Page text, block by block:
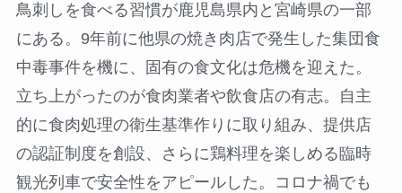
鳥刺しを食べる習慣が鹿児島県内と宮崎県の一部
にある。9年前に他県の焼き肉店で発生した集団食
中毒事件を機に、固有の食文化は危機を迎えた。
立ち上がったのが食肉業者や飲食店の有志。自主
的に食肉処理の衛生基準作りに取り組み、提供店
の認証制度を創設、さらに鶏料理を楽しめる臨時
観光列車で安全性をアピールした。コロナ禍でも